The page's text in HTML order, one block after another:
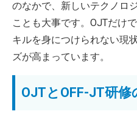
のなかで、新しいテクノロ
ことも大事です。OJTだけ
キルを身につけられない現
ズが高まっています。
OJTとOFF-JT研修